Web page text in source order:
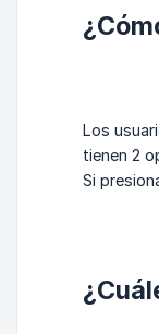
Los
tienen 2
Si